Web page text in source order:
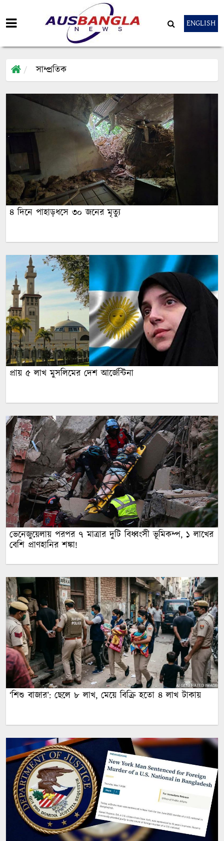
ENGLISH
সাম্প্রতিক
৪ দিনে পাহাড়ধসে ৩০ জনের মৃত্যু
প্রায় ৫ লাখ মুসলিমের দেশ আর্জেন্টিনা
ভেনেজুয়েলায় পরপর ৭ মাত্রার দুটি বিধ্বংসী ভূমিকম্প, ১ লাখের
বেশি প্রাণহানির শঙ্কা!
‘শিশু বাজার’: ছেলে ৮ লাখ, মেয়ে বিক্রি হতো ৪ লাখ টাকায়